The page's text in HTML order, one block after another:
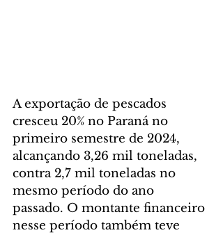
A exportação de pescados
cresceu 20% no Paraná no
primeiro semestre de 2024,
alcançando 3,26 mil toneladas,
contra 2,7 mil toneladas no
mesmo período do ano
passado. O montante financeiro
nesse período também teve